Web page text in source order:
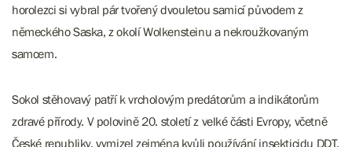
horolezci si vybral pár tvořený dvouletou samicí původem z
německého Saska, z okolí Wolkensteinu a nekroužkovaným
samcem.
Sokol stěhovavý patří k vrcholovým predátorům a indikátorům
zdravé přírody. V polovině 20. století z velké části Evropy, včetně
České republiky, vymizel zejména kvůli používání insekticidu DDT,